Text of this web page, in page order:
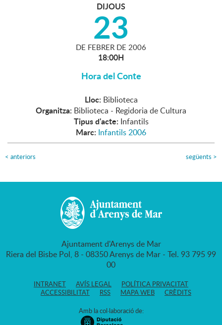
DIJOUS
23
DE FEBRER DE 2006
18:00H
Hora del Conte
Lloc: Biblioteca
Organitza: Biblioteca - Regidoria de Cultura
Tipus d'acte: Infantils
Marc: Infantils 2006
< anteriors següents >
Ajuntament d'Arenys de Mar
Riera del Bisbe Pol, 8 - 08350 Arenys de Mar - Tel. 93 795 99
00
INTRANET AVÍS LEGAL
POLÍTICA PRIVACITAT
ACCESSIBILITAT
RSS MAPA WEB CRÈDITS
Amb la col·laboració de: